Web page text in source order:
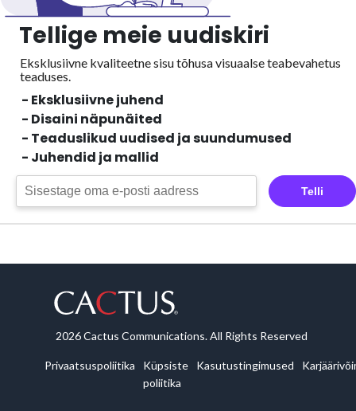
Tellige meie uudiskiri
Eksklusiivne kvaliteetne sisu tõhusa visuaalseteabevahetus
teaduses.
- Eksklusiivne juhend
- Disaini näpunäited
- Teaduslikud uudised ja suundumused
- Juhendid ja mallid
Telli
2026 Cactus Communications. All Rights Reserved
Privaatsuspoliitika
Küpsiste
poliitika
Kasutustingimused